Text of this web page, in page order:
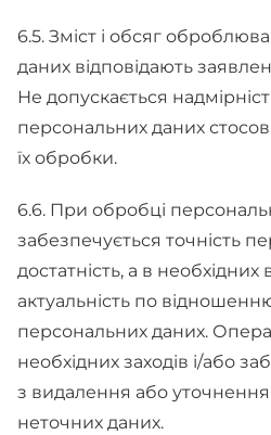
6.5. Зміст і обсяг
даних відповідають
Не допускається
персональних даних
їх обробки.
6.6. При обробці
забезпечується точність
достатність, а в необхідних
актуальність по
персональних даних.
необхідних заходів і/або
з видалення або
неточних даних.